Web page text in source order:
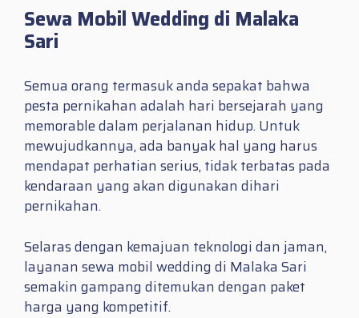
Sewa Mobil Wedding di Malaka
Sari
Semua orang termasuk anda sepakat bahwa
pesta pernikahan adalah hari bersejarah yang
memorable dalam perjalanan hidup. Untuk
mewujudkannya, ada banyak hal yang harus
mendapat perhatian serius, tidak terbatas pada
kendaraan yang akan digunakan dihari
pernikahan.
Selaras dengan kemajuan teknologi dan jaman,
layanan sewa mobil wedding di Malaka Sari
semakin gampang ditemukan dengan paket
harga yang kompetitif.